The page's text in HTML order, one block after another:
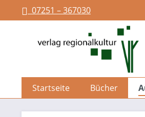
Zur Hauptnavigation
07251 – 367030
Startseite Bücher